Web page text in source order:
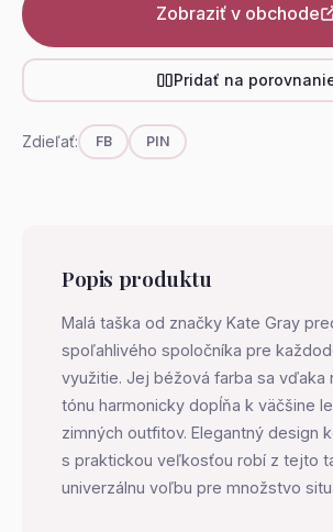
Zobraziť v obchode
Pridať na
Zdieľať: FB PIN
Popis produktu
Malá taška od značky Kate Gray
spoľahlivého spoločníka pre
využitie. Jej béžová farba sa vďaka
tónu harmonicky dopĺňa k väčšine
zimných outfitov. Elegantný design
s praktickou veľkosťou robí z tejto
univerzálnu voľbu pre množstvo